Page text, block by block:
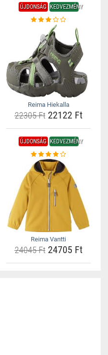
ÚJDONSÁG KEDVEZMÉNY
Reima Hiekalla
22305 Ft22122 Ft
ÚJDONSÁG KEDVEZMÉNY
Reima Vantti
24045 Ft24705 Ft